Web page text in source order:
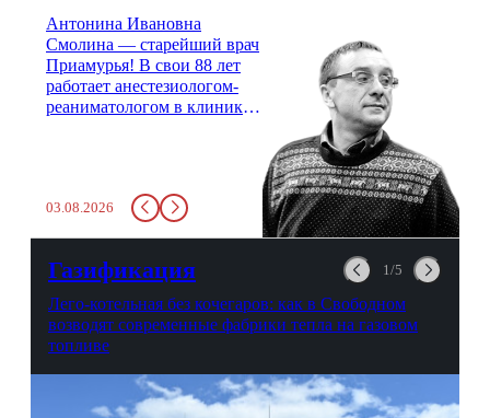
Антонина Ивановна
Смолина — старейший врач
Приамурья! В свои 88 лет
работает анестезиологом-
реаниматологом в клинике
стажем о жизни, смерти
душе и духе. Откровенно о
03.08.2026
Газификация 1/5
Лего-котельная без кочегаров: как в Свободном
возводят современные фабрики тепла на газовом
топливе